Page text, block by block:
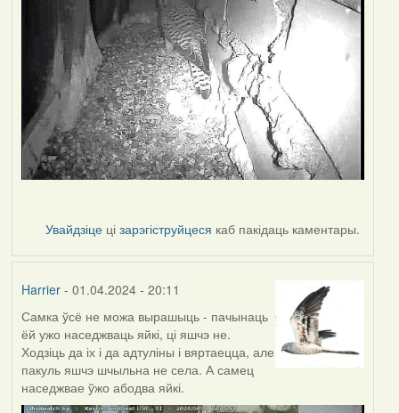
Увайдзіце цізарэгіструйцеся каб пакідаць каментары.
Harrier- 01.04.2024 - 20:11
Самка ўсё не можа вырашыць - пачынаць
ёй ужо наседжваць яйкі, ці яшчэ не.
Ходзіць да іх і да адтуліны і вяртаецца, але
пакуль яшчэ шчыльна не села. А самец
наседжвае ўжо абодва яйкі.